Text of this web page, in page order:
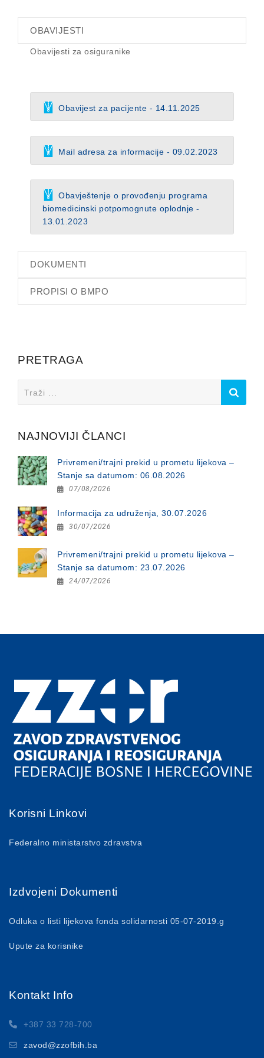
OBAVIJESTI
Obavijesti za osiguranike
Obavijest za pacijente - 14.11.2025
Mail adresa za informacije - 09.02.2023
Obavještenje o provođenju programa
biomedicinski potpomognute oplodnje -
13.01.2023
DOKUMENTI
PROPISI O BMPO
PRETRAGA
for:
NAJNOVIJI ČLANCI
Privremeni/trajni prekid u prometu lijekova –
Stanje sa datumom: 06.08.2026
07/08/2026
Informacija za udruženja, 30.07.2026
30/07/2026
Privremeni/trajni prekid u prometu lijekova –
Stanje sa datumom: 23.07.2026
24/07/2026
Korisni Linkovi
Federalno ministarstvo zdravstva
Izdvojeni Dokumenti
Odluka o listi lijekova fonda solidarnosti 05-07-2019.g
Upute za korisnike
Kontakt Info
+387 33 728-700
zavod@zzofbih.ba